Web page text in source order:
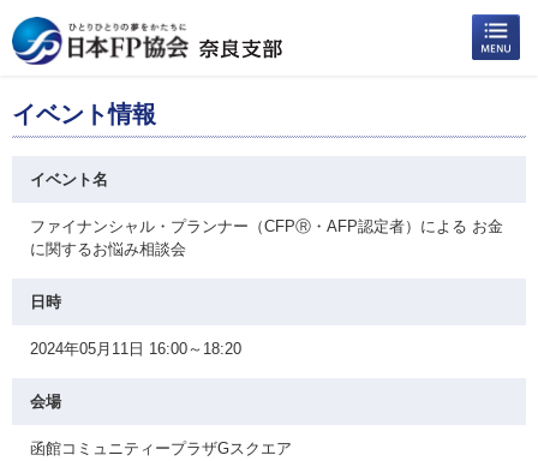
イベント情報
イベント名
ファイナンシャル・プランナー（CFPⓇ・AFP認定者）による お金
に関するお悩み相談会
日時
2024年05月11日 16:00～18:20
会場
函館コミュニティープラザGスクエア